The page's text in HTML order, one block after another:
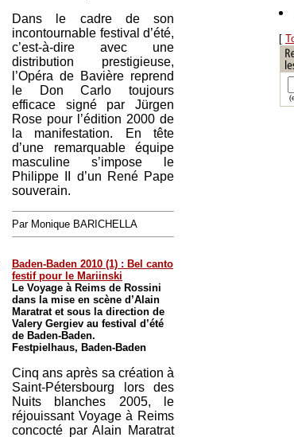
Dans le cadre de son
incontournable festival d’été,
c’est-à-dire avec une
distribution prestigieuse,
l’Opéra de Bavière reprend
le Don Carlo toujours
efficace signé par Jürgen
Rose pour l’édition 2000 de
la manifestation. En tête
d’une remarquable équipe
masculine s’impose le
Philippe II d’un René Pape
souverain.
Par Monique BARICHELLA
Baden-Baden 2010 (1) : Bel canto
festif pour le Mariinski
Le Voyage à Reims de Rossini
dans la mise en scène d’Alain
Maratrat et sous la direction de
Valery Gergiev au festival d’été
de Baden-Baden.
Festpielhaus, Baden-Baden
Cinq ans après sa création à
Saint-Pétersbourg lors des
Nuits blanches 2005, le
réjouissant Voyage à Reims
concocté par Alain Maratrat
[